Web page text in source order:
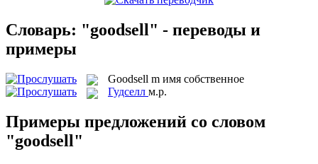
Словарь: "goodsell" - переводы и
примеры
Goodsell m имя собственное
Гудселл м.р.
Примеры предложений со словом
"goodsell"